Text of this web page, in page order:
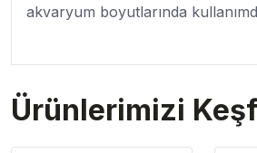
akvaryum boyutlarında
Ürünlerimizi